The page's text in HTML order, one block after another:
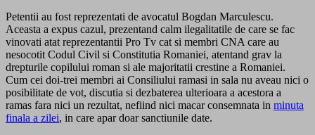
Petentii au fost reprezentati de avocatul Bogdan Marculescu.
Aceasta a expus cazul, prezentand calm ilegalitatile de care se fac
vinovati atat reprezentantii Pro Tv cat si membri CNA care au
nesocotit Codul Civil si Constitutia Romaniei, atentand grav la
drepturile copilului roman si ale majoritatii crestine a Romaniei.
Cum cei doi-trei membri ai Consiliului ramasi in sala nu aveau nici o
posibilitate de vot, discutia si dezbaterea ulterioara a acestora a
ramas fara nici un rezultat, nefiind nici macar consemnata in minuta
finala a zilei, in care apar doar sanctiunile date.